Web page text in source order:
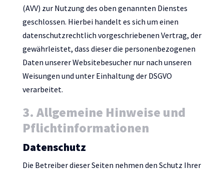
(AVV) zur Nutzung des oben genannten Dienstes
geschlossen. Hierbei handelt es sich um einen
datenschutzrechtlich vorgeschriebenen Vertrag, der
gewährleistet, dass dieser die personenbezogenen
Daten unserer Websitebesucher nur nach unseren
Weisungen und unter Einhaltung der DSGVO
verarbeitet.
3. Allgemeine Hinweise und
Pflicht­informationen
Datenschutz
Die Betreiber dieser Seiten nehmen den Schutz Ihrer